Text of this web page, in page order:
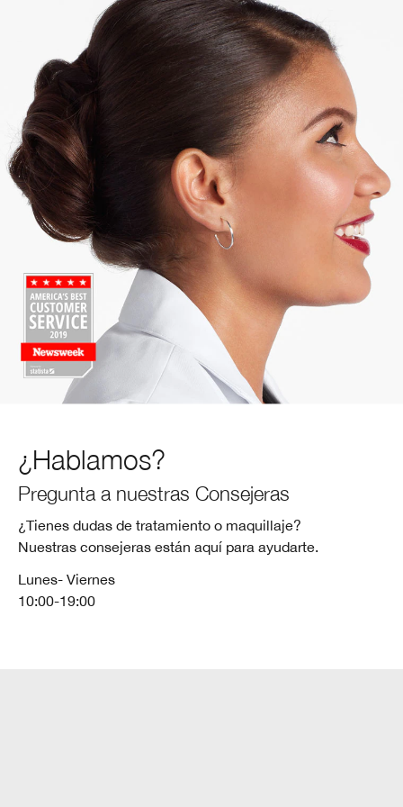
¿Hablamos?
Pregunta a nuestras Consejeras
¿Tienes dudas de tratamiento o maquillaje?
Nuestras consejeras están aquí para ayudarte.
Lunes- Viernes
10:00-19:00